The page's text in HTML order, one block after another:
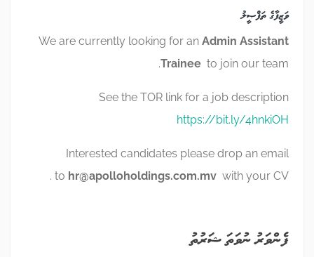
ވަޒީފާގެ ތަފްޞީލު
We are currently looking for an Admin Assistant
Trainee to join our team.
See the TOR link for a job description
https://bit.ly/4hnkiOH
Interested candidates please drop an email
to hr@apolloholdings.com.mv with your CV .
ފެންވަރު ނުވަތަ ޝަރުތު